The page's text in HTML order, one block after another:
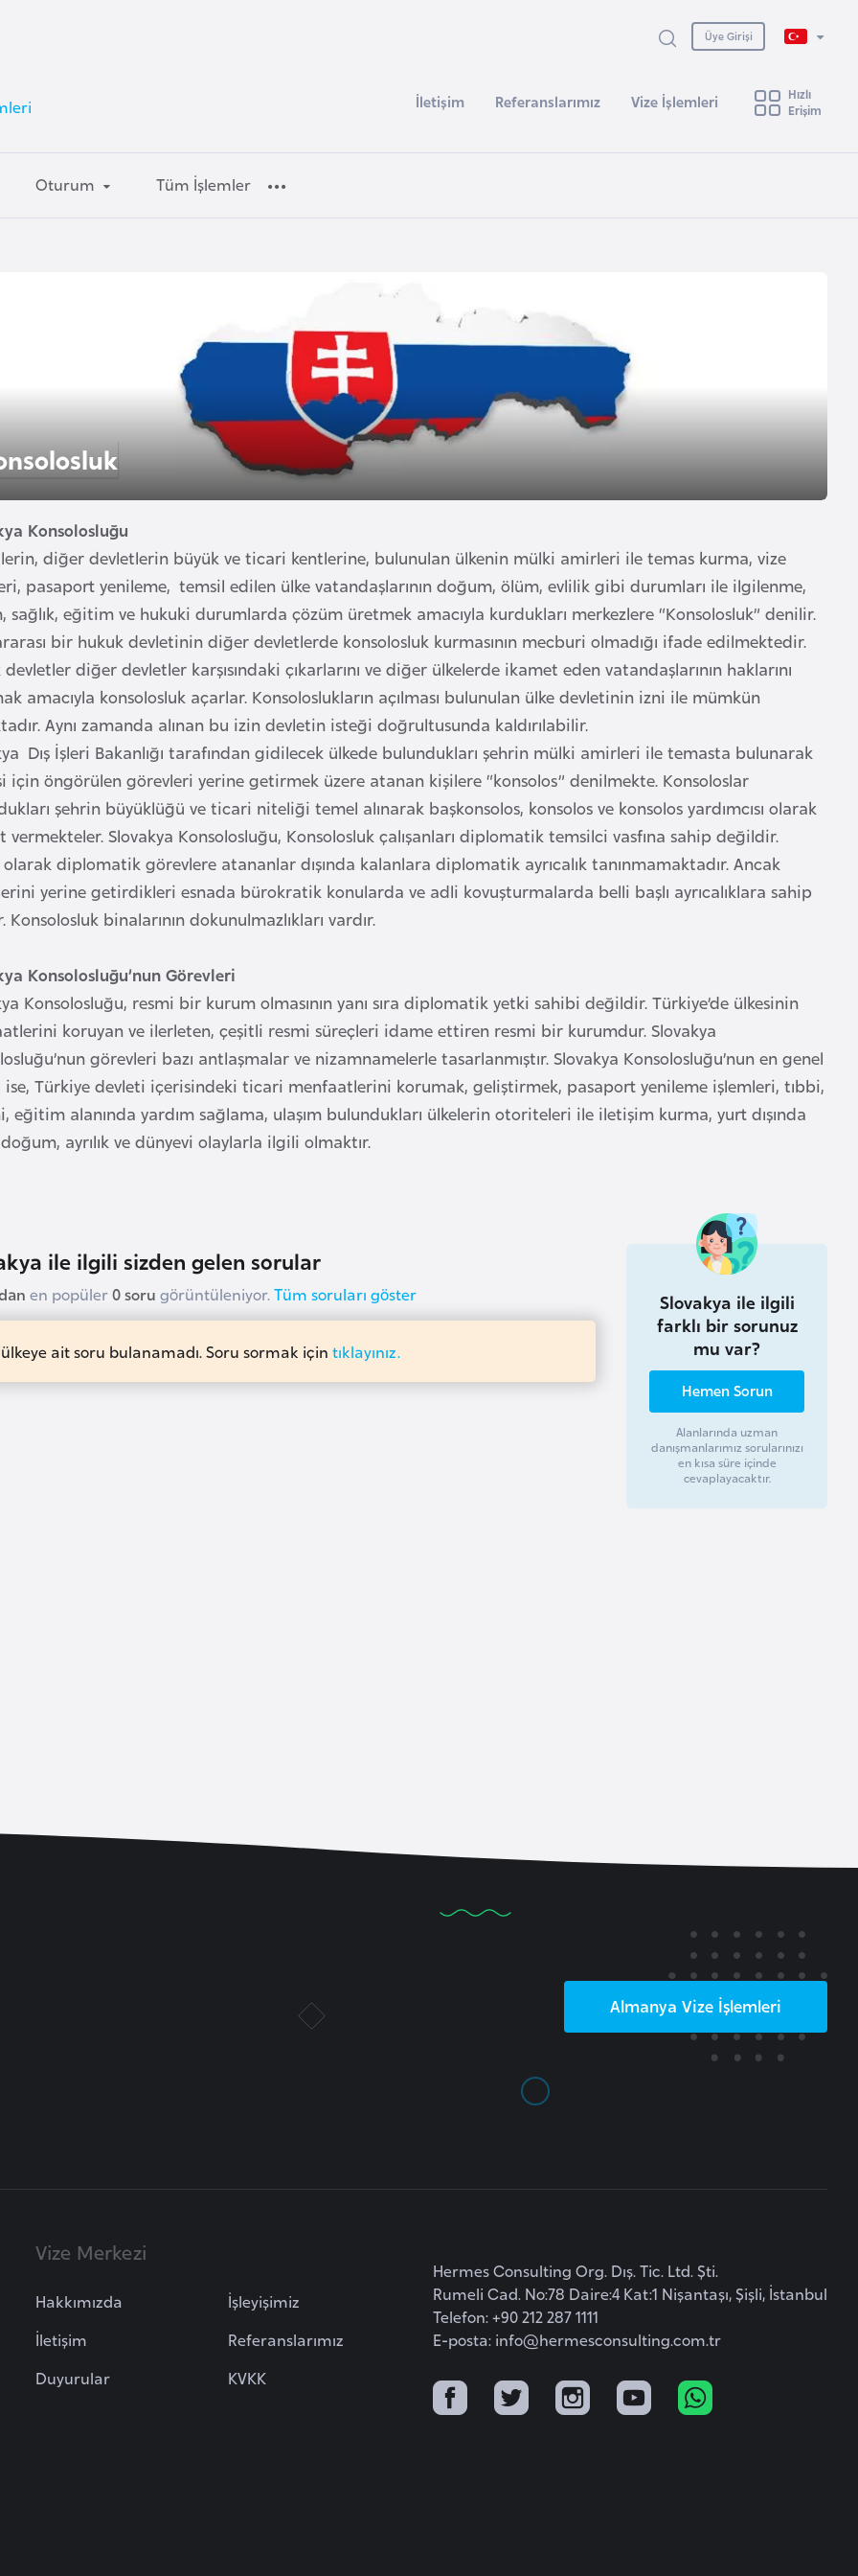
Üye Girişi
İletişim Referanslarımız Vize İşlemleri
Hızlı
Erişim
Oturum Tüm İşlemler
Konsolosluğu
diğer devletlerin büyük ve ticari kentlerine, bulunulan ülkenin mülki amirleri ile temas kurma, vize
pasaport yenileme, temsil edilen ülke vatandaşlarının doğum, ölüm, evlilik gibi durumları ile ilgilenme,
sağlık, eğitim ve hukuki durumlarda çözüm üretmek amacıyla kurdukları merkezlere “Konsolosluk” denilir.
bir hukuk devletinin diğer devletlerde konsolosluk kurmasının mecburi olmadığı ifade edilmektedir.
diğer devletler karşısındaki çıkarlarını ve diğer ülkelerde ikamet eden vatandaşlarının haklarını
amacıyla konsolosluk açarlar. Konsoloslukların açılması bulunulan ülke devletinin izni ile mümkün
Aynı zamanda alınan bu izin devletin isteği doğrultusunda kaldırılabilir.
Dış İşleri Bakanlığı tarafından gidilecek ülkede bulundukları şehrin mülki amirleri ile temasta bulunarak
için öngörülen görevleri yerine getirmek üzere atanan kişilere “konsolos” denilmekte. Konsoloslar
şehrin büyüklüğü ve ticari niteliği temel alınarak başkonsolos, konsolos ve konsolos yardımcısı olarak
vermekteler. Slovakya Konsolosluğu, Konsolosluk çalışanları diplomatik temsilci vasfına sahip değildir.
olarak diplomatik görevlere atananlar dışında kalanlara diplomatik ayrıcalık tanınmamaktadır. Ancak
yerine getirdikleri esnada bürokratik konularda ve adli kovuşturmalarda belli başlı ayrıcalıklara sahip
Konsolosluk binalarının dokunulmazlıkları vardır.
Konsolosluğu’nun Görevleri
Konsolosluğu, resmi bir kurum olmasının yanı sıra diplomatik yetki sahibi değildir. Türkiye’de ülkesinin
koruyan ve ilerleten, çeşitli resmi süreçleri idame ettiren resmi bir kurumdur. Slovakya
görevleri bazı antlaşmalar ve nizamnamelerle tasarlanmıştır. Slovakya Konsolosluğu’nun en genel
ise, Türkiye devleti içerisindeki ticari menfaatlerini korumak, geliştirmek, pasaport yenileme işlemleri, tıbbi,
eğitim alanında yardım sağlama, ulaşım bulundukları ülkelerin otoriteleri ile iletişim kurma, yurt dışında
ayrılık ve dünyevi olaylarla ilgili olmaktır.
ile ilgili sizden gelen sorular
en popüler0 soru görüntüleniyor.Tüm soruları göster
ait soru bulanamadı. Soru sormak için tıklayınız.
Slovakya ile ilgili
farklı bir sorunuz
mu var?
Hemen Sorun
Alanlarında uzman
danışmanlarımız sorularınızı
en kısa süre içinde
cevaplayacaktır.
Almanya Vize İşlemleri
Vize Merkezi
Hakkımızda
İletişim
Duyurular
İşleyişimiz
Referanslarımız
KVKK
Hermes Consulting Org. Dış. Tic. Ltd. Şti.
Rumeli Cad. No:78 Daire:4 Kat:1 Nişantaşı, Şişli, İstanbul
Telefon: +90 212 287 1111
E-posta: info@hermesconsulting.com.tr